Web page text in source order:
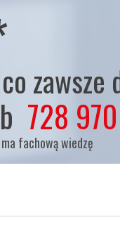
728
fachową wiedzę